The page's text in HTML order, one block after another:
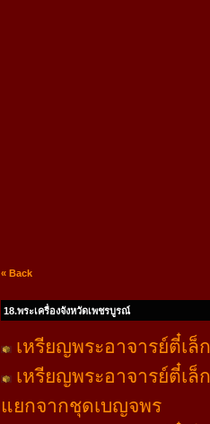
« Back
18.พระเครื่องจังหวัดเพชรบูรณ์
เหรียญพระอาจารย์ตี๋เ
เหรียญพระอาจารย์ตี๋เ
แยกจากชุดเบญจพร